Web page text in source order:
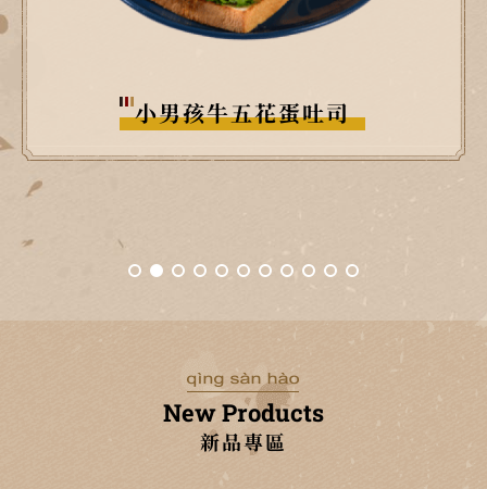
胖子烤肉排蛋吐司
New Products
新品專區